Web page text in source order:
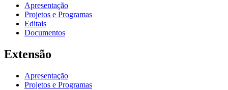
Apresentação
Projetos e Programas
Editais
Documentos
Extensão
Apresentação
Projetos e Programas